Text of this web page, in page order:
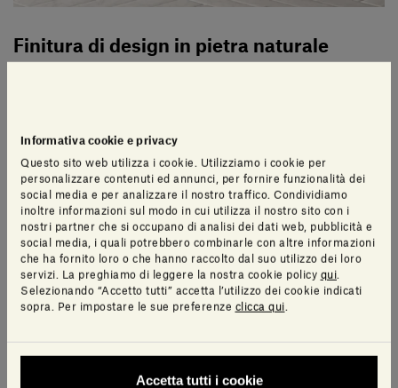
Informativa cookie e privacy
Questo sito web utilizza i cookie. Utilizziamo i cookie per
personalizzare contenuti ed annunci, per fornire funzionalità dei
social media e per analizzare il nostro traffico. Condividiamo
inoltre informazioni sul modo in cui utilizza il nostro sito con i
nostri partner che si occupano di analisi dei dati web, pubblicità e
social media, i quali potrebbero combinarle con altre informazioni
che ha fornito loro o che hanno raccolto dal suo utilizzo dei loro
servizi. La preghiamo di leggere la nostra cookie policy qui
Selezionando “Accetto tutti” accetta l’utilizzo dei cookie indicati
sopra. Per impostare le sue preferenze clicca qui
Accetta tutti i cookie
Finitura di design in pietra naturale
Stone Parquet, come suggerisce il nome stesso, è
un’evoluzione in pietra naturale dei pavimenti in legno
tradizionali, sia nella versione a doghe di diversa
larghezza e lunghezza per posa a correre che a listelli
per la posa a lisca di pesce.